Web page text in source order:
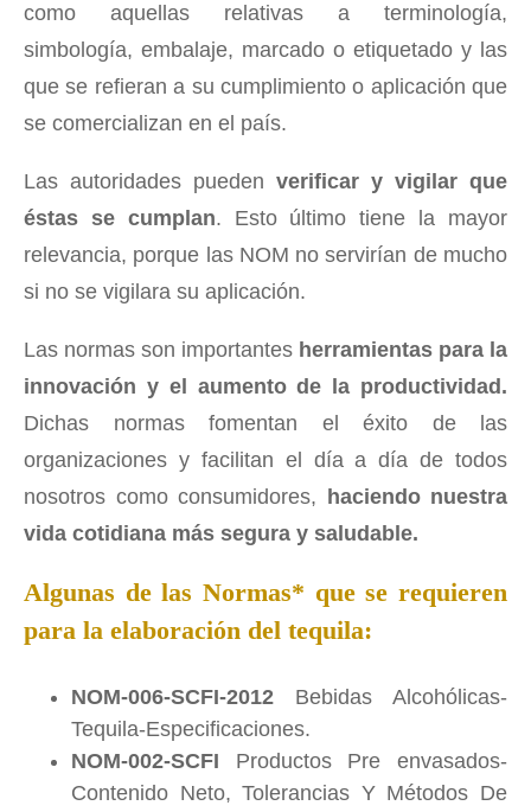
como aquellas relativas a terminología,
simbología, embalaje, marcado o etiquetado y las
que se refieran a su cumplimiento o aplicación que
se comercializan en el país.
Las autoridades pueden verificar y vigilar que
éstas se cumplan. Esto último tiene la mayor
relevancia, porque las NOM no servirían de mucho
si no se vigilara su aplicación.
Las normas son importantes herramientas para la
innovación y el aumento de la productividad.
Dichas normas fomentan el éxito de las
organizaciones y facilitan el día a día de todos
nosotros como consumidores,
haciendo nuestra
vida cotidiana más segura y saludable.
Algunas de las Normas* que se requieren
para la elaboración del tequila:
NOM-006-SCFI-2012 Bebidas Alcohólicas-
Tequila-Especificaciones.
NOM-002-SCFI Productos Pre envasados-
Contenido Neto, Tolerancias Y Métodos De